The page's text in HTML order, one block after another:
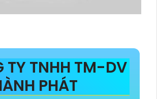
TY TNHH TM-DV
PHÁT